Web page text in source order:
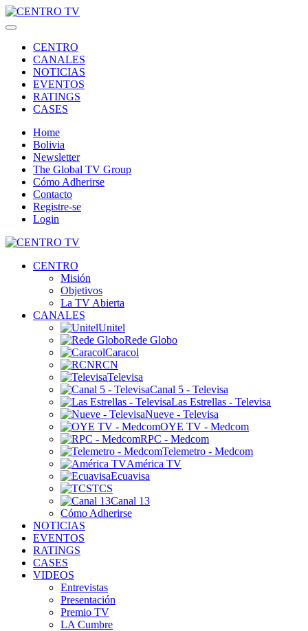
CENTRO
CANALES
NOTICIAS
EVENTOS
RATINGS
CASES
Home
Bolivia
Newsletter
The Global TV Group
Cómo Adherirse
Contacto
Registre-se
Login
CENTRO
Misión
Objetivos
La TV Abierta
CANALES
Unitel
Rede Globo
Caracol
RCN
Televisa
Canal 5 - Televisa
Las Estrellas - Televisa
Nueve - Televisa
OYE TV - Medcom
RPC - Medcom
Telemetro - Medcom
América TV
Ecuavisa
TCS
Canal 13
Cómo Adherirse
NOTICIAS
EVENTOS
RATINGS
CASES
VIDEOS
Entrevistas
Presentación
Premio TV
LA Cumbre